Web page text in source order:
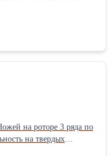
- ООО Пласт Сырье
на твердых
Возможна продажа с